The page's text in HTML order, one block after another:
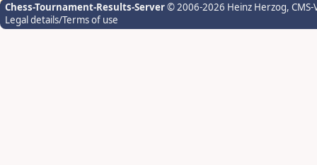
Chess-Tournament-Results-Server© 2006-2026 Heinz Herzog,
Legal details/Terms of use